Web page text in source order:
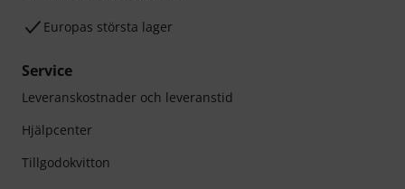
Europas största lager
Service
Leveranskostnader och leveranstid
Hjälpcenter
Tillgodokvitton